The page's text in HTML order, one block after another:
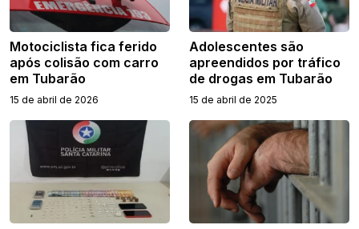
Motociclista fica ferido
após colisão com carro
em Tubarão
15 de abril de 2026
Adolescentes são
apreendidos por tráfico
de drogas em Tubarão
15 de abril de 2025